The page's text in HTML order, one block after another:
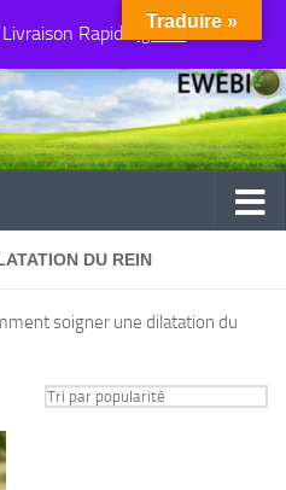
Rapide Ignorer
DU REIN
soigner une dilatation du
Traduire »